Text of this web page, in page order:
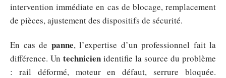
intervention immédiate en cas de blocage, remplacement
de pièces, ajustement des dispositifs de sécurité.
En cas de panne, l’expertise d’un professionnel fait la
différence. Un technicien identifie la source du problème
: rail déformé, moteur en défaut, serrure bloquée.